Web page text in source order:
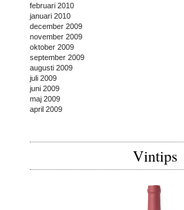
februari 2010
januari 2010
december 2009
november 2009
oktober 2009
september 2009
augusti 2009
juli 2009
juni 2009
maj 2009
april 2009
Vintips